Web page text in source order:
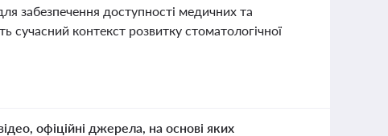
забезпечення доступності медичних та
сучасний контекст розвитку стоматологічної
офіційні джерела, на основі яких